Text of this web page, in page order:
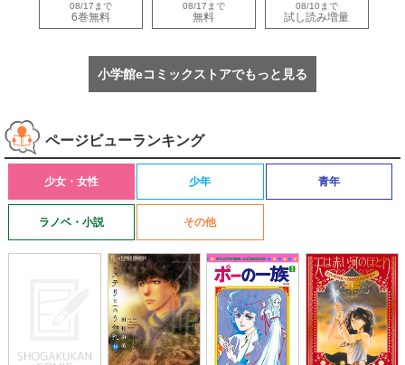
08/17まで
6巻無料
08/17まで
無料
08/10まで
試し読み増量
小学館eコミックストアでもっと見る
ページビューランキング
少女・女性 少年 青年
ラノベ・小説 その他